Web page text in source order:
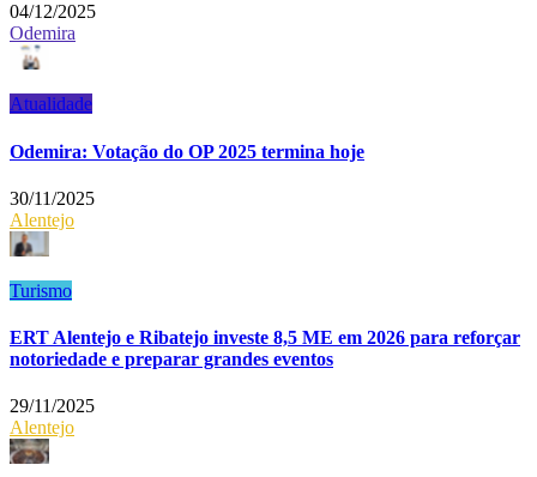
04/12/2025
Odemira
Atualidade
Odemira: Votação do OP 2025 termina hoje
30/11/2025
Alentejo
Turismo
ERT Alentejo e Ribatejo investe 8,5 ME em 2026 para reforçar
notoriedade e preparar grandes eventos
29/11/2025
Alentejo